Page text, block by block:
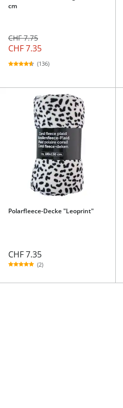
cm
CHF 7.75
CHF 7.35
(136)
Polarfleece-Decke "Leoprint"
CHF 7.35
(2)